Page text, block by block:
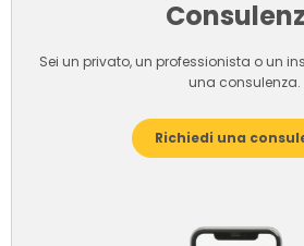
Sei un privato, un professionista o un
una consulenza.
Richiedi una